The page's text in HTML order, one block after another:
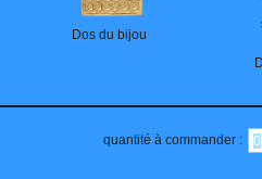
Dos du bijou
quantité à commander :